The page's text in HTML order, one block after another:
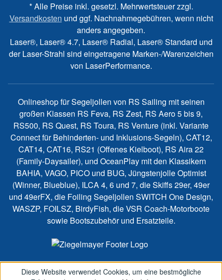
* Alle Preise inkl. gesetzl. Mehrwertsteuer zzgl.
Versandkosten und ggf. Nachnahmegebühren, wenn nicht
anders angegeben.
Laser®, Laser® 4.7, Laser® Radial, Laser® Standard und
der Laser-Strahl sind eingetragene Marken-/Warenzeichen
von LaserPerformance.
Onlineshop für Segeljollen von RS Sailing mit seinen
großen Klassen RS Feva, RS Zest, RS Aero 5 bis 9,
RS500, RS Quest, RS Toura, RS Venture (inkl. Variante
Connect für Behinderten- und Inklusions-Segeln), CAT12,
CAT14, CAT16, RS21 (Offenes Kielboot), RS Aira 22
(Family-Daysailer), und OceanPlay mit den Klassikern
BAHIA, VAGO, PICO und BUG, Jüngstenjolle Optimist
(Winner, Blueblue), ILCA 4, 6 und 7, die Skiffs 29er, 49er
und 49erFX, die Foiling Segeljollen SWITCH One Design,
WASZP, FOILSZ, BirdyFish, die VSR Coach-Motorboote
sowie Bootszubehör und Ersatzteile.
Diese Website verwendet Cookies, um eine bestmögliche